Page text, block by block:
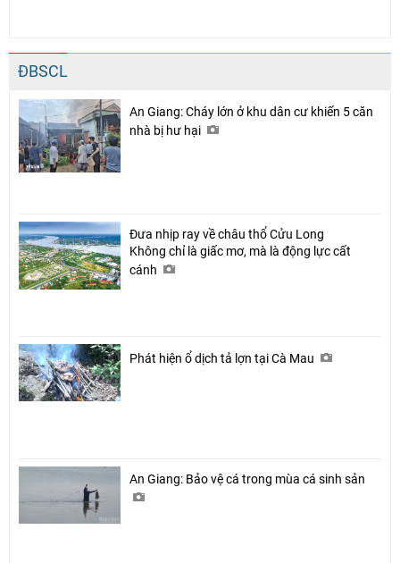
ĐBSCL
An Giang: Cháy lớn ở khu dân cư khiến 5 căn
nhà bị hư hại
Đưa nhịp ray về châu thổ Cửu Long
Không chỉ là giấc mơ, mà là động lực cất
cánh
Phát hiện ổ dịch tả lợn tại Cà Mau
An Giang: Bảo vệ cá trong mùa cá sinh sản